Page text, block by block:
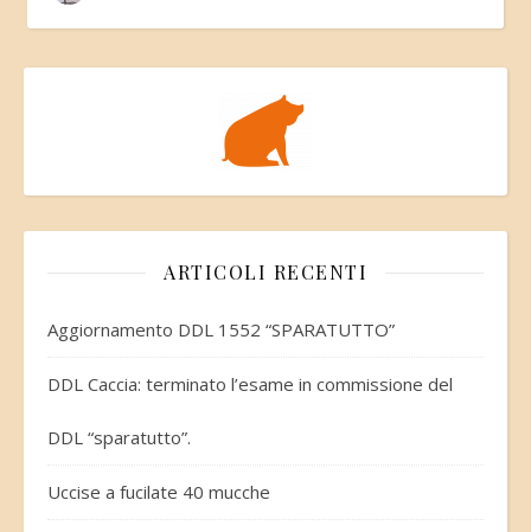
ARTICOLI RECENTI
Aggiornamento DDL 1552 “SPARATUTTO”
DDL Caccia: terminato l’esame in commissione del
DDL “sparatutto”.
Uccise a fucilate 40 mucche